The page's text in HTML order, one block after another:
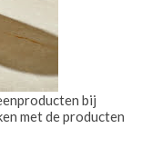
bij
met de producten